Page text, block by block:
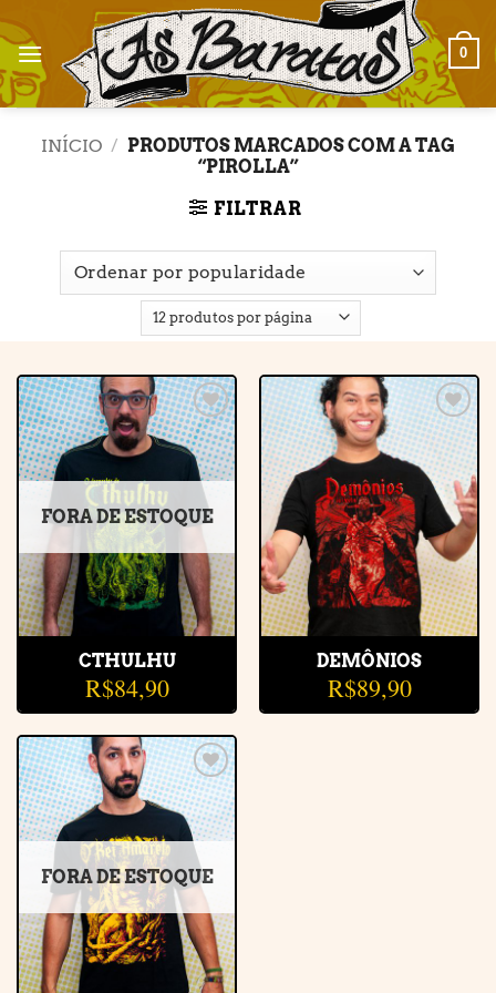
to
content
0
INÍCIO / PRODUTOS MARCADOS COM A TAG
“PIROLLA”
FILTRAR
Adicionar
à lista de
FORA DE ESTOQUE
CTHULHU
R$84,90
Adicionar
à lista de
desejos
DEMÔNIOS
R$89,90
Adicionar
à lista de
desejos
FORA DE ESTOQUE